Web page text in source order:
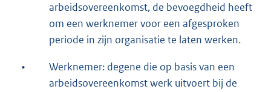
arbeidsovereenkomst, de bevoegdheid heeft
om een werknemer voor een afgesproken
periode in zijn organisatie te laten werken.
•
Werknemer: degene die op basis van een
arbeidsovereenkomst werk uitvoert bij de